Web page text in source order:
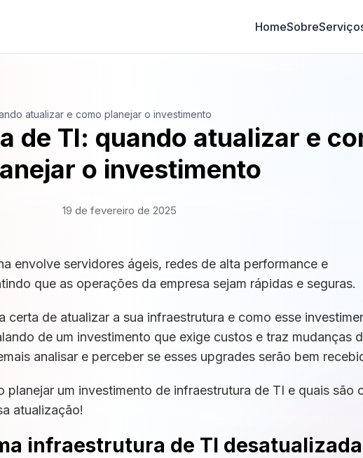
HomeSobre
atualizar e como planejar o investimento
de TI: quando atualizar e
o investimento
19 de fevereiro de 2025
envolve servidores ágeis, redes de alta performance e
que as operações da empresa sejam rápidas e seguras.
certa de atualizar a sua infraestrutura e como esse
de um investimento que exige custos e traz mudanças
analisar e perceber se esses upgrades serão bem
planejar um investimento de infraestrutura de TI e quais são
atualização!
infraestrutura de TI desatualizada